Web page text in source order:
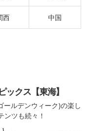
西 中国
ックス【東海】
ールデンウィーク)の楽し
ツも続々！